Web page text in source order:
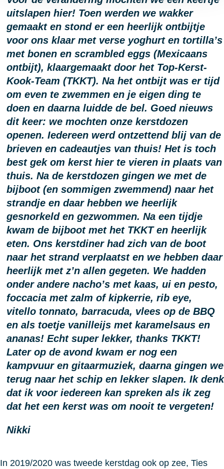
uitslapen hier! Toen werden we wakker
gemaakt en stond er een heerlijk ontbijtje
voor ons klaar met verse yoghurt en tortilla’s
met bonen en scrambled eggs (Mexicaans
ontbijt), klaargemaakt door het Top-Kerst-
Kook-Team (TKKT). Na het ontbijt was er tijd
om even te zwemmen en je eigen ding te
doen en daarna luidde de bel. Goed nieuws
dit keer: we mochten onze kerstdozen
openen. Iedereen werd ontzettend blij van de
brieven en cadeautjes van thuis! Het is toch
best gek om kerst hier te vieren in plaats van
thuis. Na de kerstdozen gingen we met de
bijboot (en sommigen zwemmend) naar het
strandje en daar hebben we heerlijk
gesnorkeld en gezwommen. Na een tijdje
kwam de bijboot met het TKKT en heerlijk
eten. Ons kerstdiner had zich van de boot
naar het strand verplaatst en we hebben daar
heerlijk met z’n allen gegeten. We hadden
onder andere nacho’s met kaas, ui en pesto,
foccacia met zalm of kipkerrie, rib eye,
vitello tonnato, barracuda, vlees op de BBQ
en als toetje vanilleijs met karamelsaus en
ananas! Echt super lekker, thanks TKKT!
Later op de avond kwam er nog een
kampvuur en gitaarmuziek, daarna gingen we
terug naar het schip en lekker slapen. Ik denk
dat ik voor iedereen kan spreken als ik zeg
dat het een kerst was om nooit te vergeten!
Nikki
In 2019/2020 was tweede kerstdag ook op zee, Ties